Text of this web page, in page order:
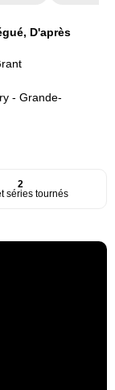
D'après
- Grande-
2
séries tournés